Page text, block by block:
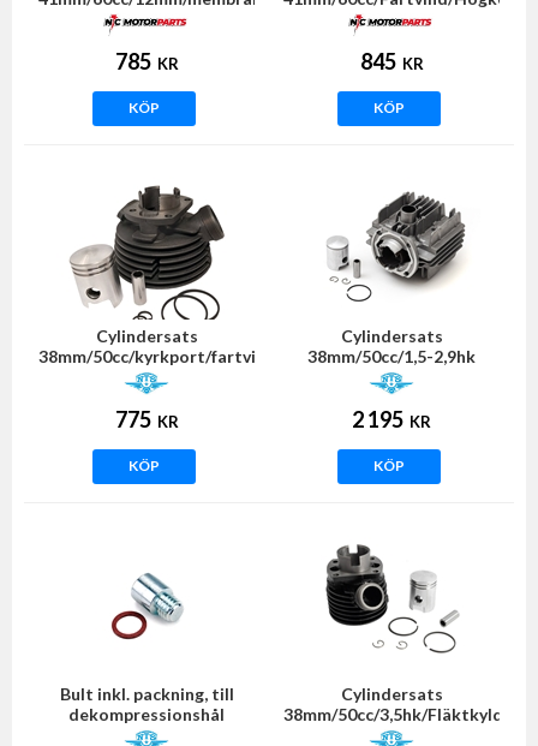
(Sachs fläktkyld)
785 KR
KÖP
(Sachs) NC Motorparts
845 KR
KÖP
Cylindersats
38mm/50cc/kyrkport/fartvind
(Sachs) NTS
775 KR
KÖP
Cylindersats
38mm/50cc/1,5-2,9hk
(Sachs 504/505) NTS
2 195 KR
KÖP
Bult inkl. packning, till
dekompressionshål
(Sachs)
Cylindersats
38mm/50cc/3,5hk/Fläktkyld
(Sachs) NTS